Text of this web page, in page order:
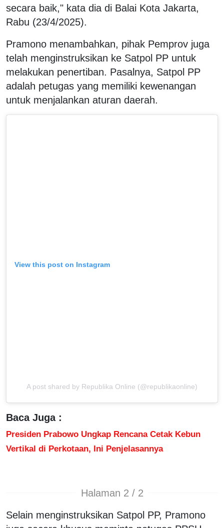
secara baik," kata dia di Balai Kota Jakarta,
Rabu (23/4/2025).
Pramono menambahkan, pihak Pemprov juga
telah menginstruksikan ke Satpol PP untuk
melakukan penertiban. Pasalnya, Satpol PP
adalah petugas yang memiliki kewenangan
untuk menjalankan aturan daerah.
View this post on Instagram
A post shared by Republika Online (@republikaonline)
Baca Juga :
Presiden Prabowo Ungkap Rencana Cetak Kebun
Vertikal di Perkotaan, Ini Penjelasannya
Halaman 2 / 2
Selain menginstruksikan Satpol PP, Pramono